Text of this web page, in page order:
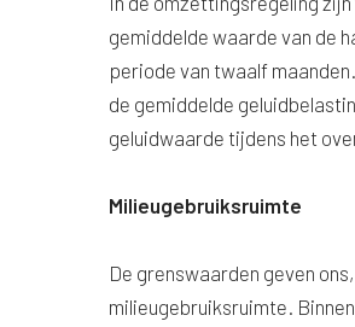
gemiddelde waarde van de
periode van twaalf
de gemiddelde
geluidwaarde tijdens het
Milieugebruiksruimte
De grenswaarden geven
milieugebruiksruimte.